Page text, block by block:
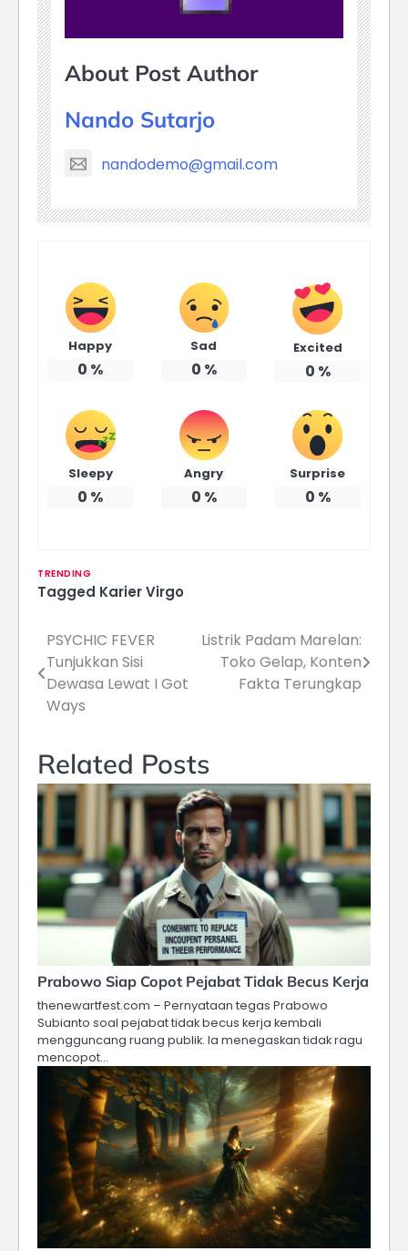
About Post Author
Nando Sutarjo
nandodemo@gmail.com
Happy
0 %
Sad
0 %
Excited
0 %
Sleepy
0 %
Angry
0 %
Surprise
0 %
TRENDING
Tagged Karier Virgo
Navigasi
pos
PSYCHIC FEVER
Tunjukkan Sisi
Dewasa Lewat I Got
Ways
Listrik Padam Marelan:
Toko Gelap, Konten
Fakta Terungkap
Related Posts
Prabowo Siap Copot Pejabat Tidak Becus Kerja
thenewartfest.com – Pernyataan tegas Prabowo
Subianto soal pejabat tidak becus kerja kembali
mengguncang ruang publik. Ia menegaskan tidak ragu
mencopot…